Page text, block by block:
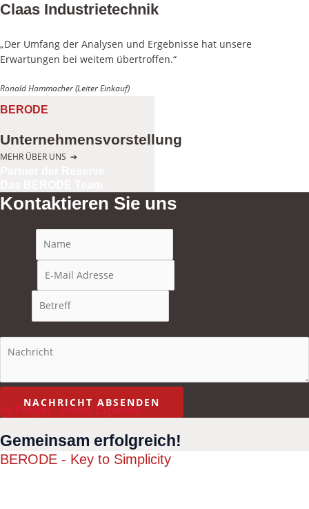
Claas Industrietechnik
„Der Umfang der Analysen und Ergebnisse hat unsere
Erwartungen bei weitem übertroffen.“
Ronald Hammacher (Leiter Einkauf)
BERODE
Unternehmensvorstellung
MEHR ÜBER UNS ➔
Kontaktieren Sie uns
NACHRICHT ABSENDEN
Ihr Projekt - unsere Expertise.
Gemeinsam erfolgreich!
BERODE - Key to Simplicity